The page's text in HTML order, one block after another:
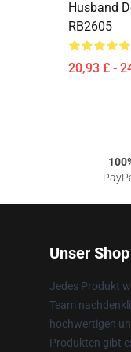
Husband
RB2605
20,93 £ -
Unser Shop
Jedes Produkt
Team
hochwertigen
Produkten gibt